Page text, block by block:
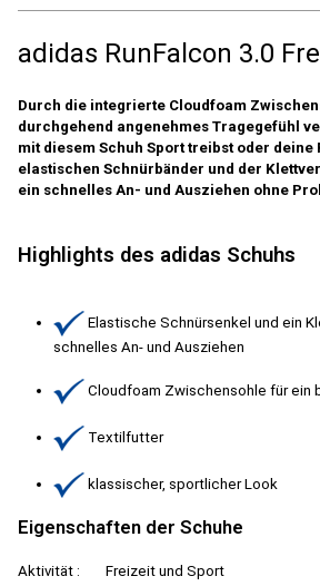
adidas RunFalcon 3.0
Durch die integrierte Cloudfoam
durchgehend angenehmes Tragegefühl
mit diesem Schuh Sport treibst oder
elastischen Schnürbänder und der
ein schnelles An- und Ausziehen ohne
Highlights des adidas Schuhs
Elastische Schnürsenkel und ein
schnelles An- und Ausziehen
Cloudfoam Zwischensohle für ein
Textilfutter
klassischer, sportlicher Look
Eigenschaften der Schuhe
Aktivität :
Freizeit und Sport